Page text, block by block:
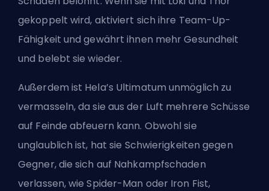
gekoppelt wird, aktiviert sich ihre Team-Up-
Fähigkeit und gewährt ihnen mehr Gesundheit
und belebt sie wieder.
Außerdem ist Hela’s Ultimatum unmöglich zu
vermasseln, da sie aus der Luft mehrere Schüsse
auf Feinde abfeuern kann. Obwohl sie
unglaublich ist, hat sie Schwierigkeiten gegen
Gegner, die sich auf Nahkampfschaden
verlassen, wie Spider-Man oder Iron Fist,